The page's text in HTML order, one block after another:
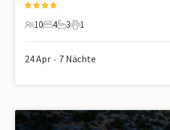
10 Gäste
10
4 Schlafzimmer
4
3 Badezimmer
3
1 Haustier
1
24 Apr • 7 Nächte